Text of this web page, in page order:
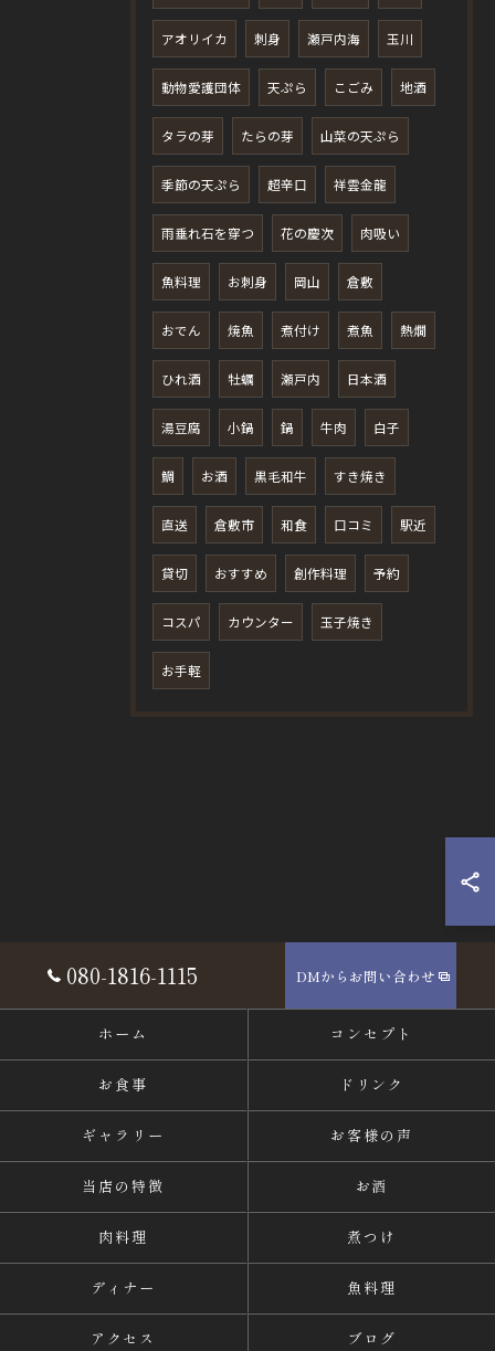
アオリイカ 刺身 瀬戸内海 玉川
動物愛護団体 天ぷら こごみ 地酒
タラの芽 たらの芽 山菜の天ぷら
季節の天ぷら 超辛口 祥雲金龍
雨垂れ石を穿つ 花の慶次 肉吸い
魚料理 お刺身 岡山 倉敷
おでん 焼魚 煮付け 煮魚 熱燗
ひれ酒 牡蠣 瀬戸内 日本酒
湯豆腐 小鍋 鍋 牛肉 白子
鯛 お酒 黒毛和牛 すき焼き
直送 倉敷市 和食 口コミ 駅近
貸切 おすすめ 創作料理 予約
コスパ カウンター 玉子焼き
お手軽
080-1816-1115 DMからお問い合わせ
ホーム コンセプト
お食事 ドリンク
ギャラリー お客様の声
当店の特徴 お酒
肉料理 煮つけ
ディナー 魚料理
アクセス ブログ